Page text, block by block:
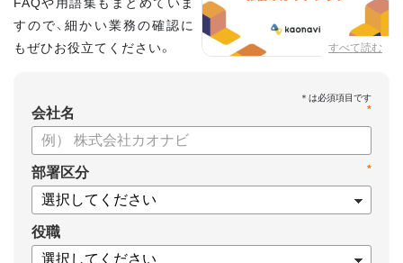
すべて読む
すので、細かい業務の確認に
もぜひお役立てください。
*
会社名
*
部署区分
役職